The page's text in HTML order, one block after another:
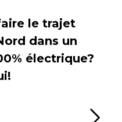
le trajet
dans un
électrique?